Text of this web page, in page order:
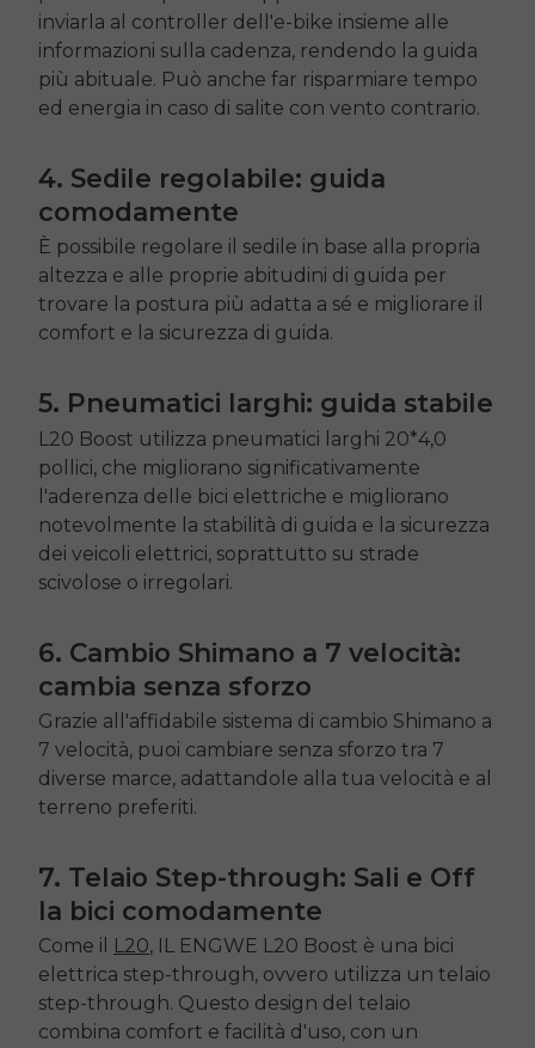
inviarla al controller dell'e-bike insieme alle
informazioni sulla cadenza, rendendo la guida
più abituale. Può anche far risparmiare tempo
ed energia in caso di salite con vento contrario.
4. Sedile regolabile: guida
comodamente
È possibile regolare il sedile in base alla propria
altezza e alle proprie abitudini di guida per
trovare la postura più adatta a sé e migliorare il
comfort e la sicurezza di guida.
5. Pneumatici larghi: guida stabile
L20 Boost utilizza pneumatici larghi 20*4,0
pollici, che migliorano significativamente
l'aderenza delle bici elettriche e migliorano
notevolmente la stabilità di guida e la sicurezza
dei veicoli elettrici, soprattutto su strade
scivolose o irregolari.
6. Cambio Shimano a 7 velocità:
cambia senza sforzo
Grazie all'affidabile sistema di cambio Shimano a
7 velocità, puoi cambiare senza sforzo tra 7
diverse marce, adattandole alla tua velocità e al
terreno preferiti.
7. Telaio Step-through: Sali e Off
la bici comodamente
Come il L20, IL ENGWE L20 Boost è una bici
elettrica step-through, ovvero utilizza un telaio
step-through. Questo design del telaio
combina comfort e facilità d'uso, con un